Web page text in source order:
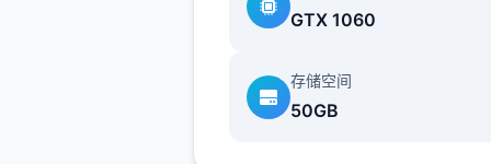
所以如果只是为了H内容而游玩
的快乐的情况，
但如果冲着剧情和世界观来玩
GTX 1060
存储空间
50GB